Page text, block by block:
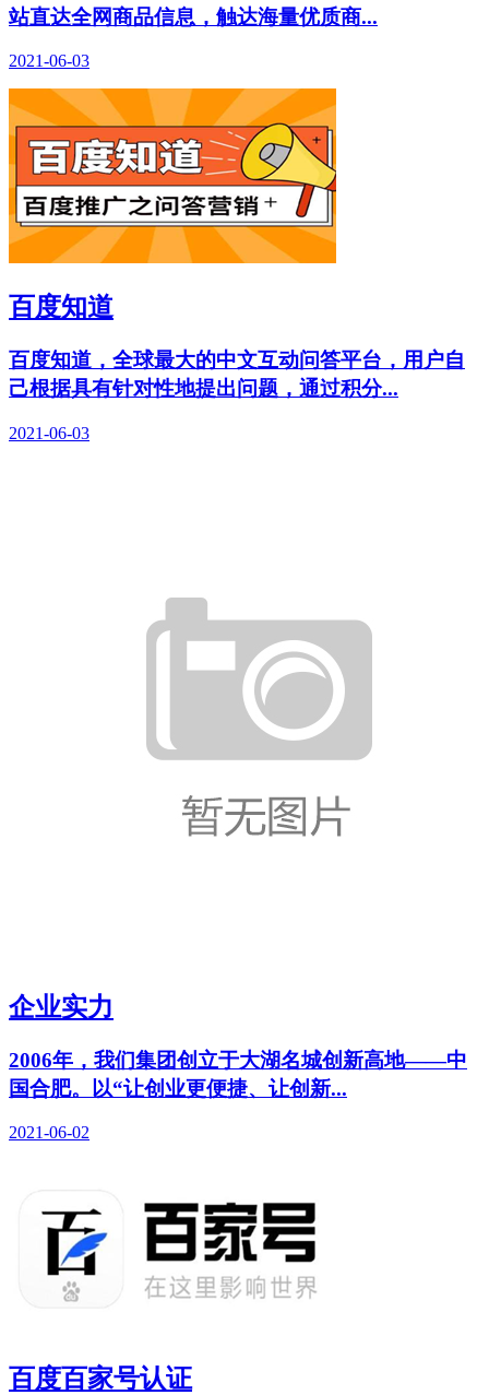
站直达全网商品信息，触达海量优质商...
2021-06-03
百度知道
百度知道，全球最大的中文互动问答平台，用户自
己根据具有针对性地提出问题，通过积分...
2021-06-03
企业实力
2006年，我们集团创立于大湖名城创新高地——中
国合肥。以“让创业更便捷、让创新...
2021-06-02
百度百家号认证